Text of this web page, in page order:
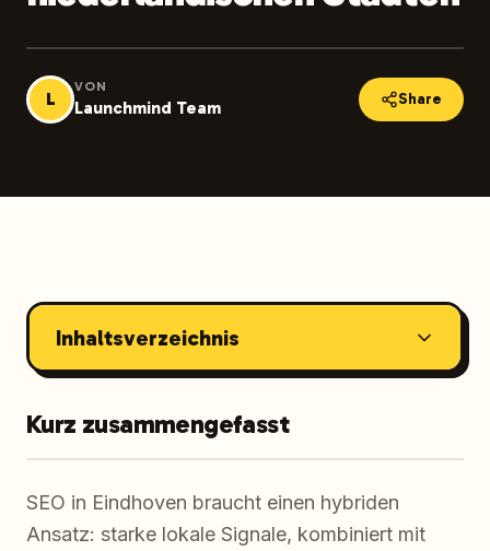
L
VON
Launchmind Team Share
Inhaltsverzeichnis
Kurz zusammengefasst
SEO in Eindhoven braucht einen hybriden
Ansatz: starke lokale Signale, kombiniert mit